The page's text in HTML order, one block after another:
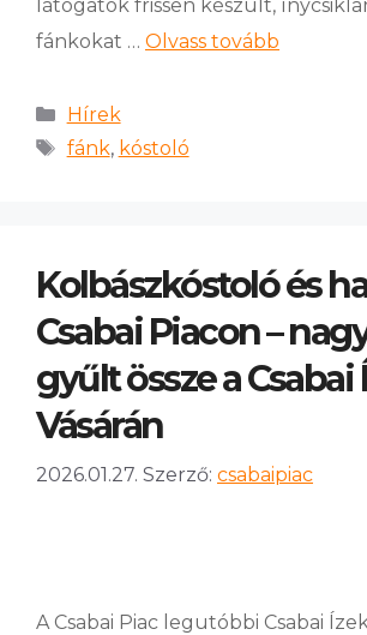
látogatók frissen készült,
fánkokat … Olvass tovább
Hírek
fánk, kóstoló
Kolbászkóstoló és
Csabai Piacon –
gyűlt össze a Csabai
Vásárán
2026.01.27. Szerző: csabaipiac
A Csabai Piac legutóbbi Csabai